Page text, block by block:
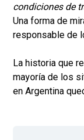
condiciones de
Una forma de
responsable de
La historia que
mayoría de los
en Argentina